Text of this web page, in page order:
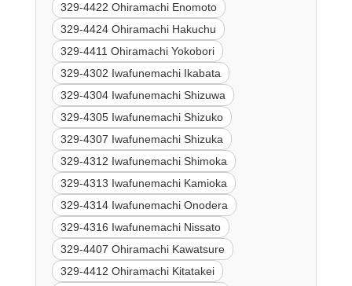
329-4422 Ohiramachi Enomoto
329-4424 Ohiramachi Hakuchu
329-4411 Ohiramachi Yokobori
329-4302 Iwafunemachi Ikabata
329-4304 Iwafunemachi Shizuwa
329-4305 Iwafunemachi Shizuko
329-4307 Iwafunemachi Shizuka
329-4312 Iwafunemachi Shimoka
329-4313 Iwafunemachi Kamioka
329-4314 Iwafunemachi Onodera
329-4316 Iwafunemachi Nissato
329-4407 Ohiramachi Kawatsure
329-4412 Ohiramachi Kitatakei